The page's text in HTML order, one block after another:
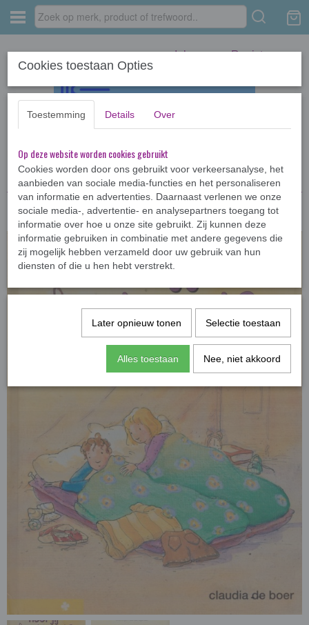
Inloggen Registreren
Home › Kinderboeken <12jr › AVI-boeken
Cookies toestaan Opties
Toestemming Details Over
Op deze website worden cookies gebruikt
Cookies worden door ons gebruikt voor verkeersanalyse, het
aanbieden van sociale media-functies en het personaliseren
van informatie en advertenties. Daarnaast verlenen we onze
sociale media-, advertentie- en analysepartners toegang tot
informatie over hoe u onze site gebruikt. Zij kunnen deze
informatie gebruiken in combinatie met andere gegevens die
zij mogelijk hebben verzameld door uw gebruik van hun
diensten of die u hen hebt verstrekt.
Later opnieuw tonen Selectie toestaan
Alles toestaan Nee, niet akkoord